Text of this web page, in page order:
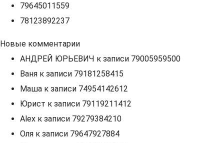
79645011559
78123892237
Новые комментарии
АНДРЕЙ ЮРЬЕВИЧ к записи 79005959500
Ваня к записи 79181258415
Маша к записи 74954142612
Юрист к записи 79119211412
Alex к записи 79279384210
Оля к записи 79647927884